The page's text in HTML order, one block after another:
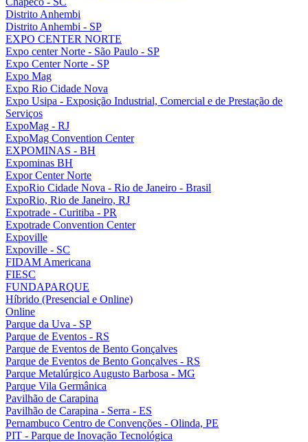
Distrito Anhembi
Distrito Anhembi - SP
EXPO CENTER NORTE
Expo center Norte - São Paulo - SP
Expo Center Norte - SP
Expo Mag
Expo Rio Cidade Nova
Expo Usipa - Exposição Industrial, Comercial e de Prestação de
Serviços
ExpoMag - RJ
ExpoMag Convention Center
EXPOMINAS - BH
Expominas BH
Expor Center Norte
ExpoRio Cidade Nova - Rio de Janeiro - Brasil
ExpoRio, Rio de Janeiro, RJ
Expotrade - Curitiba - PR
Expotrade Convention Center
Expoville
Expoville - SC
FIDAM Americana
FIESC
FUNDAPARQUE
Híbrido (Presencial e Online)
Online
Parque da Uva - SP
Parque de Eventos - RS
Parque de Eventos de Bento Gonçalves
Parque de Eventos de Bento Gonçalves - RS
Parque Metalúrgico Augusto Barbosa - MG
Parque Vila Germânica
Pavilhão de Carapina
Pavilhão de Carapina - Serra - ES
Pernambuco Centro de Convenções - Olinda, PE
PIT - Parque de Inovação Tecnológica